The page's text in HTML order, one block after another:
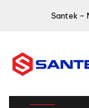
Santek –